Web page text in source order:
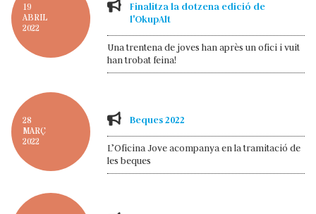
19
ABRIL
2022
Finalitza la dotzena edició de
l'OkupAlt
Una trentena de joves han après un ofici i vuit
han trobat feina!
28
MARÇ
2022
Beques 2022
L’Oficina Jove acompanya en la tramitació de
les beques